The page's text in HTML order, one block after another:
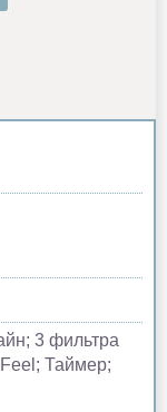
3 фильтра
Таймер;